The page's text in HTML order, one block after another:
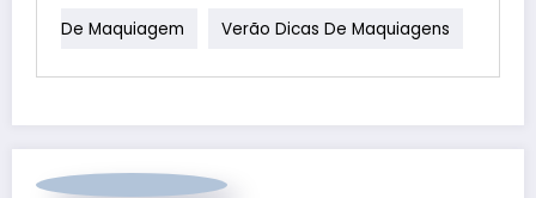
De Maquiagem Verão Dicas De Maquiagens